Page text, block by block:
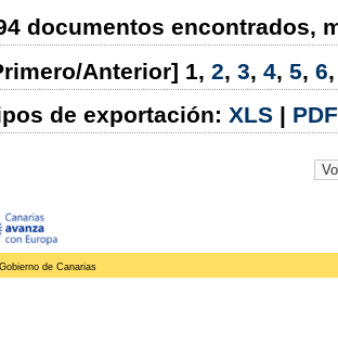
documentos encontrados,
Anterior] 1, 2, 3, 4, 5, 6
de exportación: XLS | PDF
de Canarias